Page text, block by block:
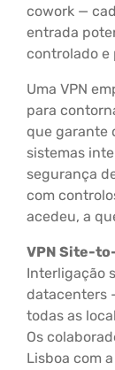
cowork —
entrada
controlado e
Uma VPN
para
que garante
sistemas
segurança
com
acedeu, a
VPN Site-
Interligação
datacenters
todas as
Os
Lisboa com